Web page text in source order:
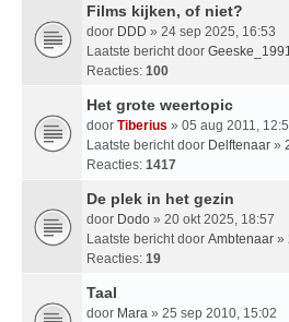
Films kijken, of niet?
door DDD » 24 sep 2025, 16:53
Laatste bericht door Geeske_1991
Reacties: 100
Het grote weertopic
door Tiberius » 05 aug 2011,
Laatste bericht door Delftenaar »
Reacties: 1417
De plek in het gezin
door Dodo » 20 okt 2025, 18:57
Laatste bericht door Ambtenaar »
Reacties: 19
Taal
door Mara » 25 sep 2010, 15:02